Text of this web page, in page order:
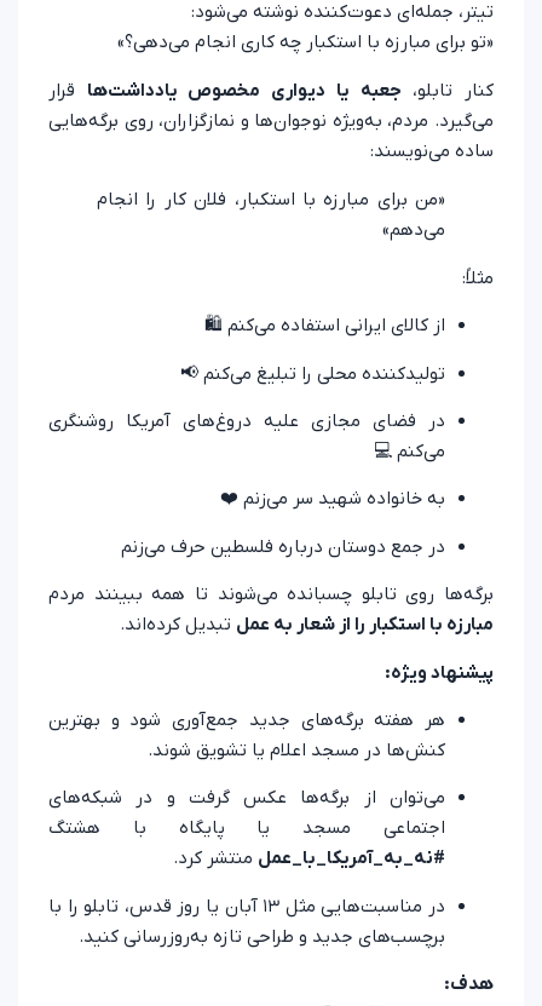
تیتر، جمله‌ای دعوت‌کننده نوشته می‌شود:
«تو برای مبارزه با استکبار چه کاری انجام می‌دهی؟»
کنار تابلو، جعبه یا دیواری مخصوص یادداشت‌ها قرار
می‌گیرد. مردم، به‌ویژه نوجوان‌ها و نمازگزاران، روی برگه‌هایی
ساده می‌نویسند:
«من برای مبارزه با استکبار، فلان کار را انجام
می‌دهم»
مثلاً:
از کالای ایرانی استفاده می‌کنم 🛍️
تولیدکننده محلی را تبلیغ می‌کنم 📢
در فضای مجازی علیه دروغ‌های آمریکا روشنگری
می‌کنم 💻
به خانواده شهید سر می‌زنم ❤️
در جمع‌ دوستان درباره فلسطین حرف می‌زنم
برگه‌ها روی تابلو چسبانده می‌شوند تا همه ببینند مردم
مبارزه با استکبار را از شعار به عمل تبدیل کرده‌اند.
پیشنهاد ویژه:
هر هفته برگه‌های جدید جمع‌آوری شود و بهترین
کنش‌ها در مسجد اعلام یا تشویق شوند.
می‌توان از برگه‌ها عکس گرفت و در شبکه‌های
اجتماعی مسجد یا پایگاه با هشتگ
#نه_به_آمریکا_با_عمل منتشر کرد.
در مناسبت‌هایی مثل ۱۳ آبان یا روز قدس، تابلو را با
برچسب‌های جدید و طراحی تازه به‌روزرسانی کنید.
هدف: